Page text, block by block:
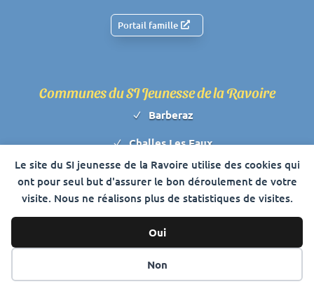
Le site du SI jeunesse de la Ravoire utilise des cookies qui
ont pour seul but d'assurer le bon déroulement de votre
visite. Nous ne réalisons plus de statistiques de visites.
Oui
Non
Portail famille
Communes du SI Jeunesse de la Ravoire
N Barberaz
N Challes Les Eaux
N La Ravoire
N Saint Baldoph
Saint Jeoire Prieuré
•